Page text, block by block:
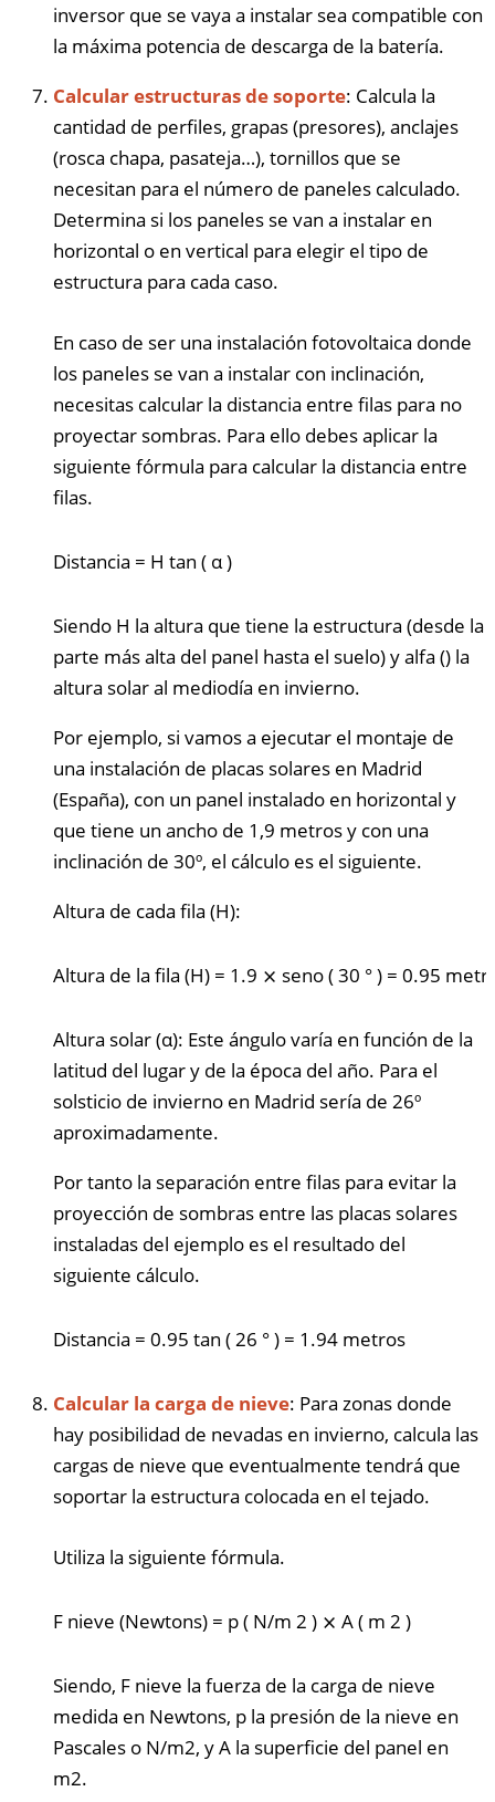
inversor que se vaya a instalar sea compatible con
la máxima potencia de descarga de la batería.
Calcular estructuras de soporte: Calcula la
cantidad de perfiles, grapas (presores), anclajes
(rosca chapa, pasateja…), tornillos que se
necesitan para el número de paneles calculado.
Determina si los paneles se van a instalar en
horizontal o en vertical para elegir el tipo de
estructura para cada caso.
En caso de ser una instalación fotovoltaica donde
los paneles se van a instalar con inclinación,
necesitas calcular la distancia entre filas para no
proyectar sombras. Para ello debes aplicar la
siguiente fórmula para calcular la distancia entre
filas.
Distancia = H tan ( α)
Siendo H la altura que tiene la estructura (desde la
parte más alta del panel hasta el suelo) y alfa () la
altura solar al mediodía en invierno.
Por ejemplo, si vamos a ejecutar el montaje de
una instalación de placas solares en Madrid
(España), con un panel instalado en horizontal y
que tiene un ancho de 1,9 metros y con una
inclinación de 30º, el cálculo es el siguiente.
Altura de cada fila (H):
Altura de la fila (H) = 1.9 ⨯ seno(30 °) = 0.95
Altura solar (α): Este ángulo varía en función de la
latitud del lugar y de la época del año. Para el
solsticio de invierno en Madrid sería de 26º
aproximadamente.
Por tanto la separación entre filas para evitar la
proyección de sombras entre las placas solares
instaladas del ejemplo es el resultado del
siguiente cálculo.
Distancia = 0.95 tan (26 °) = 1.94 metros
Calcular la carga de nieve: Para zonas donde
hay posibilidad de nevadas en invierno, calcula las
cargas de nieve que eventualmente tendrá que
soportar la estructura colocada en el tejado.
Utiliza la siguiente fórmula.
F nieve (Newtons) = p( N/m 2 ) ⨯ A( m 2 )
Siendo, F nieve la fuerza de la carga de nieve
medida en Newtons, p la presión de la nieve en
Pascales o N/m2, y A la superficie del panel en
m2.